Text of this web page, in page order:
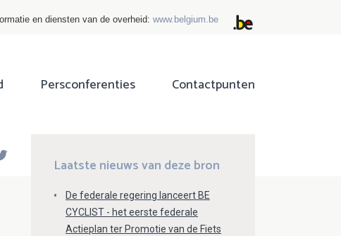
en diensten van de overheid: www.belgium.be
Persconferenties Contactpunten
Laatste nieuws van deze bron
De federale regering lanceert BE
CYCLIST - het eerste federale
Actieplan ter Promotie van de Fiets